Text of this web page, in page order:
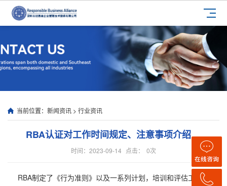
当前位置： 新闻资讯 > 行业资讯
RBA认证对工作时间规定、注意事项介绍
时间：2023-09-14 点击： 0次
RBA制定了《行为准则》以及一系列计划，培训和评估工具，以